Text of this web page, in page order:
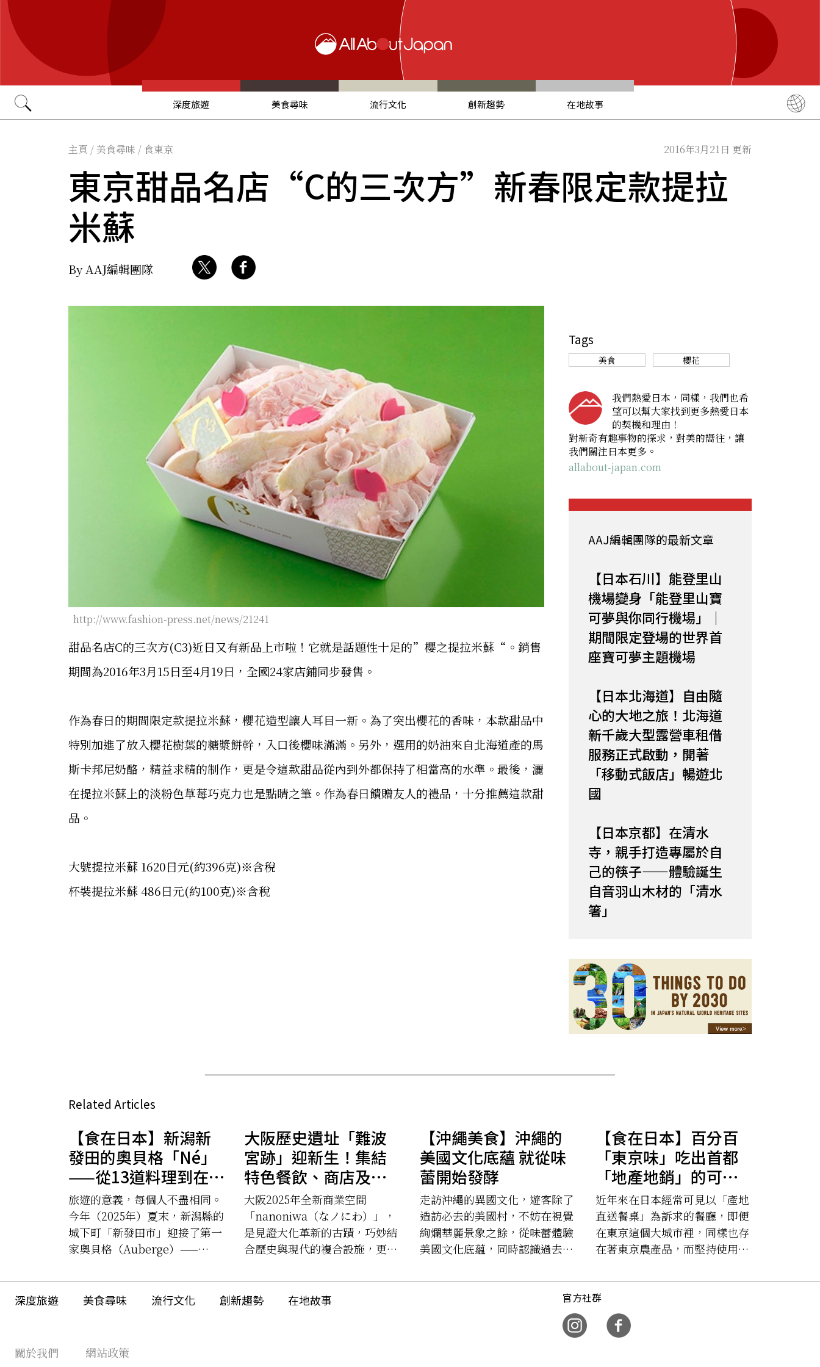
深度旅遊 美食尋味 流行文化 創新趨勢 在地故事
简体中文
主頁 / 美食尋味 / 食東京 2016年3月21日 更新
東京甜品名店“C的三次方”新春限定款提拉
米蘇
By AAJ編輯團隊
http://www.fashion-press.net/news/21241
甜品名店C的三次方(C3)近日又有新品上市啦！它就是話題性十足的”櫻之提拉米蘇“。銷售
期間為2016年3月15日至4月19日，全國24家店鋪同步發售。
作為春日的期間限定款提拉米蘇，櫻花造型讓人耳目一新。為了突出櫻花的香味，本款甜品中
特別加進了放入櫻花樹葉的糖漿餅幹，入口後櫻味滿滿。另外，選用的奶油來自北海道產的馬
斯卡邦尼奶酪，精益求精的制作，更是令這款甜品從內到外都保持了相當高的水準。最後，灑
在提拉米蘇上的淡粉色草莓巧克力也是點睛之筆。作為春日饋贈友人的禮品，十分推薦這款甜
品。
大號提拉米蘇 1620日元(約396克)※含稅
杯裝提拉米蘇 486日元(約100克)※含稅
Tags
美食 櫻花
我們熱愛日本，同樣，我們也希
望可以幫大家找到更多熱愛日本
的契機和理由！
對新奇有趣事物的探求，對美的嚮往，讓
我們關注日本更多。
allabout-japan.com
AAJ編輯團隊的最新文章
【日本石川】能登里山
機場變身「能登里山寶
可夢與你同行機場」｜
期間限定登場的世界首
座寶可夢主題機場
【日本北海道】自由隨
心的大地之旅！北海道
新千歲大型露營車租借
服務正式啟動，開著
「移動式飯店」暢遊北
國
【日本京都】在清水
寺，親手打造專屬於自
己的筷子——體驗誕生
自音羽山木材的「清水
箸」
Related Articles
【食在日本】新潟新
發田的奧貝格「Né」
——從13道料理到在地
工藝的五感新體驗
旅遊的意義，每個人不盡相同。
今年（2025年）夏末，新潟縣的
城下町「新發田市」迎接了第一
家奧貝格（Auberge）——
地工藝的五感新體驗。
大阪歷史遺址「難波
宮跡」迎新生！集結
特色餐飲、商店及綠
地的複合設施
「nanoniwa」誕生
大阪2025年全新商業空間
「nanoniwa（なノにわ）」，
是見證大化革新的古蹟，巧妙結
合歷史與現代的複合設施，更是
標。
【沖繩美食】沖繩的
美國文化底蘊 就從味
蕾開始發酵
走訪沖繩的異國文化，遊客除了
造訪必去的美國村，不妨在視覺
絢爛華麗景象之餘，從味蕾體驗
美國文化底蘊，同時認識過去的
繩增添新契機。
【食在日本】百分百
「東京味」吃出首都
「地產地銷」的可能
性
近年來在日本經常可見以「產地
直送餐桌」為訴求的餐廳，即便
在東京這個大城市裡，同樣也存
在著東京農產品，而堅持使用地
廣著所謂的東京味。
深度旅遊
美食尋味 流行文化 創新趨勢 在地故事 官方社群
關於我們 網站政策